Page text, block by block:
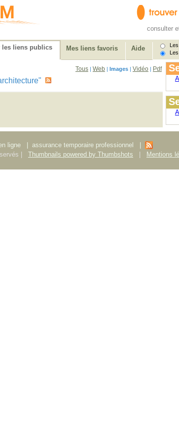
consulter
les liens publics Mes liens favoris Aide
Les
Tous | Web | Images | Vidéo | Pdf
ligne assurance temporaire professionnel
|
Thumbnails powered by Thumbshots Mentions